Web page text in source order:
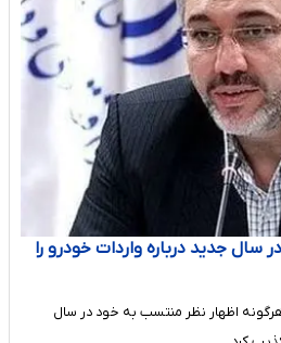
سال جدید درباره واردات خودرو را
اظهار نظر منتسب به خود در سال